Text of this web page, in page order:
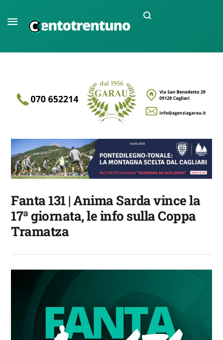
Fanta 131 | Anima Sarda vince la
17ª giornata, le info sulla Coppa
Tramatza